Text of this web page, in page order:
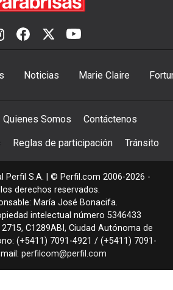
Noticias Marie Claire
Quienes Somos Contáctenos
Reglas de participación Tránsito
Perfil S.A. | © Perfil.com 2006-2026 -
derechos reservados.
María José Bonacifa.
intelectual número 5346433
, C1289ABI , Ciudad Autónoma de
(+5411) 7091-4921 / (+5411) 7091-
mail: perfilcom@perfil.com